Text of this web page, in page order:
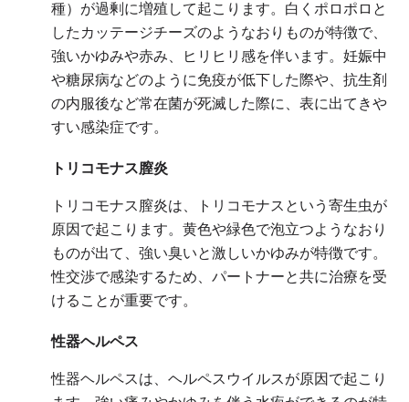
種）が過剰に増殖して起こります。白くポロポロと
したカッテージチーズのようなおりものが特徴で、
強いかゆみや赤み、ヒリヒリ感を伴います。妊娠中
や糖尿病などのように免疫が低下した際や、抗生剤
の内服後など常在菌が死滅した際に、表に出てきや
すい感染症です。
トリコモナス膣炎
トリコモナス膣炎は、トリコモナスという寄生虫が
原因で起こります。黄色や緑色で泡立つようなおり
ものが出て、強い臭いと激しいかゆみが特徴です。
性交渉で感染するため、パートナーと共に治療を受
けることが重要です。
性器ヘルペス
性器ヘルペスは、ヘルペスウイルスが原因で起こり